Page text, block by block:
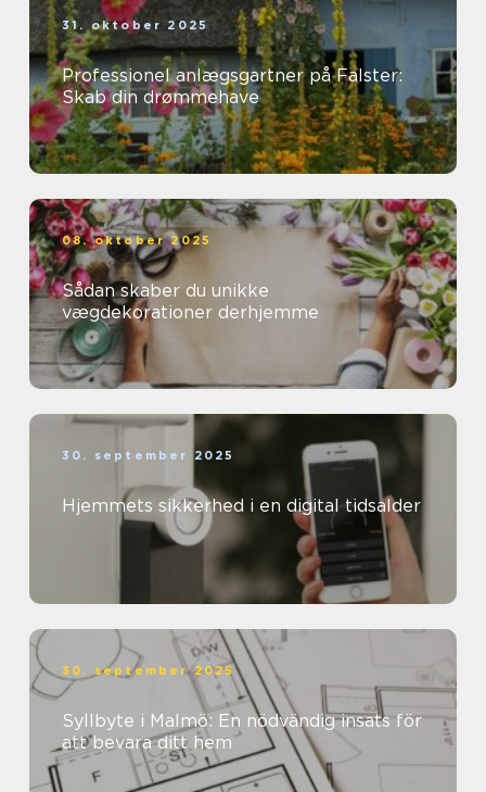
31. oktober 2025
Professionel anlægsgartner på Falster:
Skab din drømmehave
08. oktober 2025
Sådan skaber du unikke
vægdekorationer derhjemme
30. september 2025
Hjemmets sikkerhed i en digital tidsalder
30. september 2025
Syllbyte i Malmö: En nödvändig insats för
att bevara ditt hem